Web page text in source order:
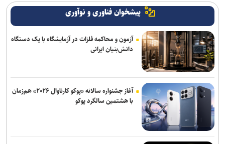
پیشخوان فناوری و نوآوری
آزمون و محاکمه فلزات در آزمایشگاه با یک دستگاه
دانش‌بنیان ایرانی
آغاز جشنواره سالانه «پوکو کارناوال ۲۰۲۶» هم‌زمان
با هشتمین سالگرد پوکو